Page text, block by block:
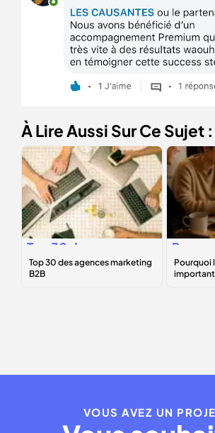
À Lire Aussi Sur Ce Sujet :
Top 30 des
agences
marketing B2B
est
VOUS AVEZ UN